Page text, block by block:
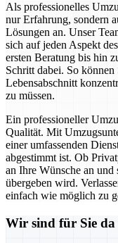
Als professionelles
nur Erfahrung, sondern
Lösungen an. Unser
sich auf jeden Aspekt
ersten Beratung bis hin
Schritt dabei. So
Lebensabschnitt
zu müssen.
Ein professioneller
Qualität. Mit
einer umfassenden
abgestimmt ist. Ob
an Ihre Wünsche an und
übergeben wird.
einfach wie möglich zu
Wir sind für Sie da